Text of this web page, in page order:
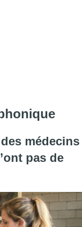
médecins
pas de